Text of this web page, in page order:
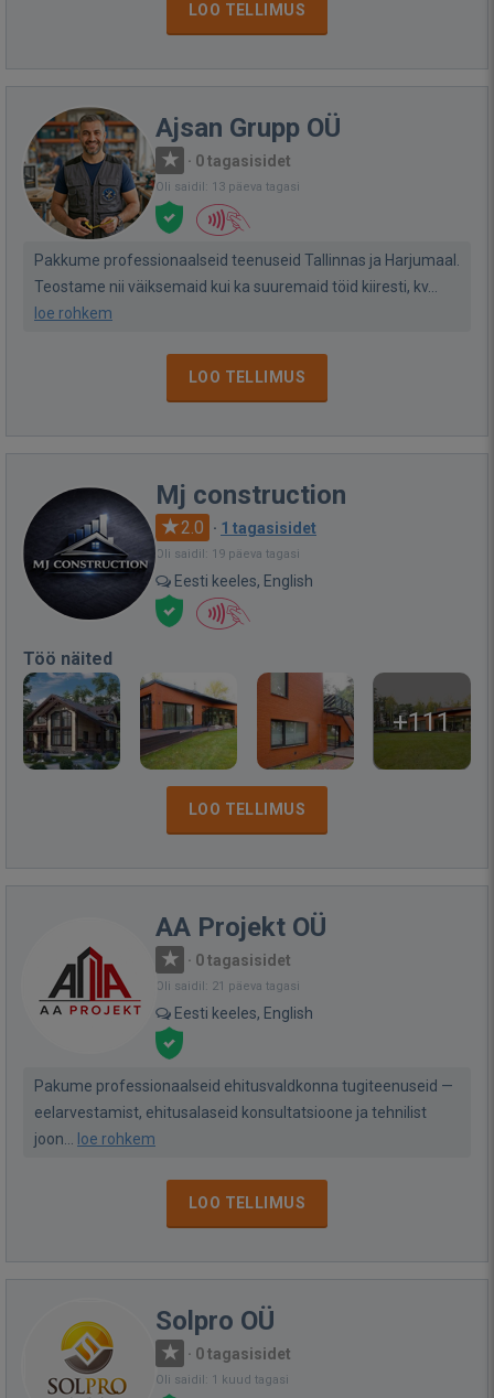
LOO TELLIMUS
Ajsan Grupp OÜ
· 0 tagasisidet
Oli saidil: 13 päeva tagasi
Pakkume professionaalseid teenuseid Tallinnas ja Harjumaal.
Teostame nii väiksemaid kui ka suuremaid töid kiiresti, kv...
loe rohkem
LOO TELLIMUS
Mj construction
2.0 · 1 tagasisidet
Oli saidil: 19 päeva tagasi
Eesti keeles, English
Töö näited
+111
LOO TELLIMUS
AA Projekt OÜ
· 0 tagasisidet
Oli saidil: 21 päeva tagasi
Eesti keeles, English
Pakume professionaalseid ehitusvaldkonna tugiteenuseid —
eelarvestamist, ehitusalaseid konsultatsioone ja tehnilist
joon...
loe rohkem
LOO TELLIMUS
Solpro OÜ
· 0 tagasisidet
Oli saidil: 1 kuud tagasi